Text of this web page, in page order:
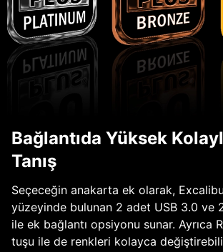
Bağlantıda Yüksek
Tanış
Seçeceğin anakarta ek olarak,
yüzeyinde bulunan 2 adet USB 3.0 ve
ile ek bağlantı opsiyonu sunar. Ayrıca
tuşu ile de renkleri kolayca